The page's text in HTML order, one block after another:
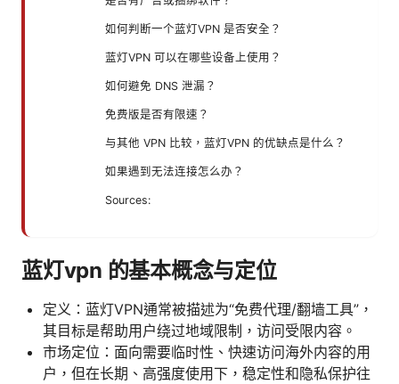
如何判断一个蓝灯VPN 是否安全？
蓝灯VPN 可以在哪些设备上使用？
如何避免 DNS 泄漏？
免费版是否有限速？
与其他 VPN 比较，蓝灯VPN 的优缺点是什么？
如果遇到无法连接怎么办？
Sources:
蓝灯vpn 的基本概念与定位
定义：蓝灯VPN通常被描述为“免费代理/翻墙工具”，
其目标是帮助用户绕过地域限制，访问受限内容。
市场定位：面向需要临时性、快速访问海外内容的用
户，但在长期、高强度使用下，稳定性和隐私保护往